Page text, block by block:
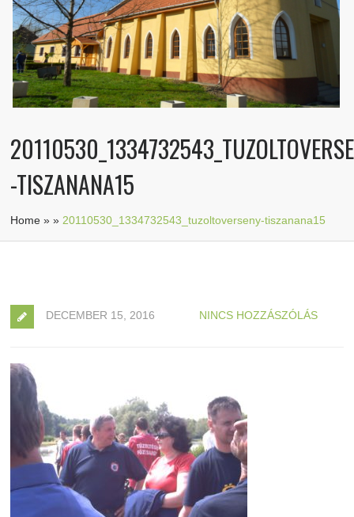
-TISZANANA15
Home »» 20110530_1334732543_tuzoltoverseny-tiszanana15
DECEMBER 15, 2016 NINCS HOZZÁSZÓLÁS